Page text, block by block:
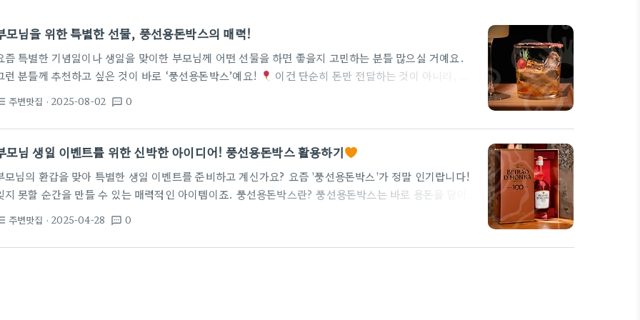
모님을 위한 특별한 선물, 풍선용돈박스의 매력!
즘 특별한 기념일이나 생일을 맞이한 부모님께 어떤 선물을 하면 좋을지 고민하는 분들 많으실 거예요.
런 분들께 추천하고 싶은 것이 바로 ‘풍선용돈박스’예요!
이건 단순히 돈만 전달하는 것이 아니라, 그
박스란? 풍선용돈박스는 이름 그대로 풍선과 돈을 조합한 독특한 선물이에요.
떠오르는 모습을 상상해 보세요. 부모님께 인상 깊은 추억을 만들어 줄 수 있는 기회를 제공하죠. 거기에
니셜풍선이나 환갑사진을 추가하면 더욱 특별해져요!
‘내 아들 이거 정말…
주변맛집 · 2025-08-02 textsms 0
모님 생일 이벤트를 위한 신박한 아이디어! 풍선용돈박스 활용하기
모님의 환갑을 맞아 특별한 생일 이벤트를 준비하고 계신가요? 요즘 '풍선용돈박스'가 정말 인기랍니다!
지 못할 순간을 만들 수 있는 매력적인 아이템이죠. 풍선용돈박스란? 풍선용돈박스는 바로 용돈을 담아
하면 더욱 특별한 느낌을 줄 수 있어요. 풍선 안에는 용돈뿐 아니라 손편지나 작은 선물도 함께 넣을 수 있어
족의 정성을 더할 수 있습니다. 환갑용돈박스 패키지 구성하기 먼저, 환갑용돈박스의 구성 요소를 생각해
주변맛집 · 2025-04-28 textsms 0